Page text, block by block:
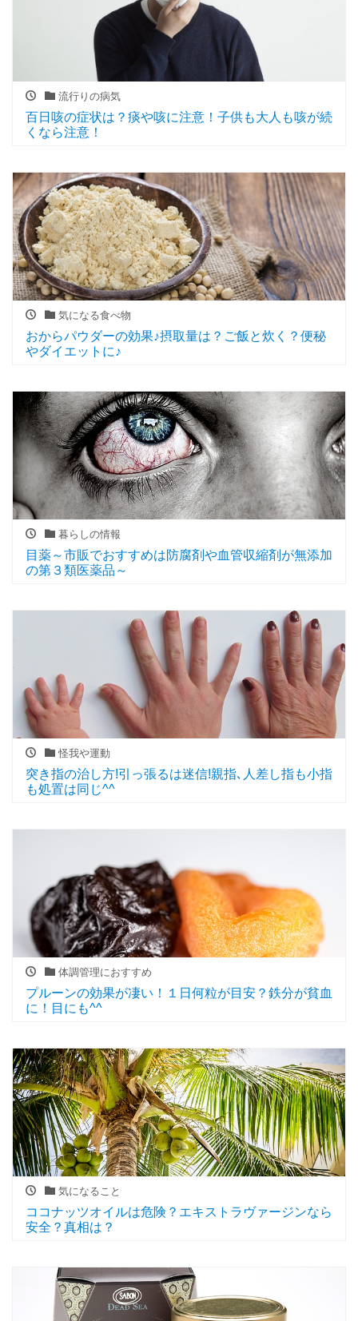
流行りの病気
百日咳の症状は？痰や咳に注意！子供も大人も咳が続
くなら注意！
気になる食べ物
おからパウダーの効果♪摂取量は？ご飯と炊く？便秘
やダイエットに♪
暮らしの情報
目薬～市販でおすすめは防腐剤や血管収縮剤が無添加
の第３類医薬品～
怪我や運動
突き指の治し方!引っ張るは迷信!親指､人差し指も小指
も処置は同じ^^
体調管理におすすめ
プルーンの効果が凄い！１日何粒が目安？鉄分が貧血
に！目にも^^
気になること
ココナッツオイルは危険？エキストラヴァージンなら
安全？真相は？